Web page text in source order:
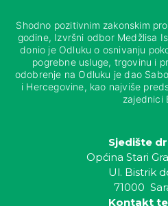
Shodno pozitivnim zakonskim
godine, Izvršni odbor Medžlisa
donio je Odluku o osnivanju
pogrebne usluge, trgovinu i
odobrenje na Odluku je dao
i Hercegovine, kao najviše
zajednici
Sjedište
Općina Stari
Ul. Bistrik
71000
Kontakt